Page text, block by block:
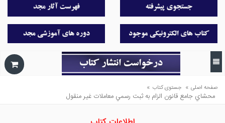
صفحه اصلی » جستوی کتاب »
محشاي جامع قانون الزام به ثبت رسمي معاملات غير منقول